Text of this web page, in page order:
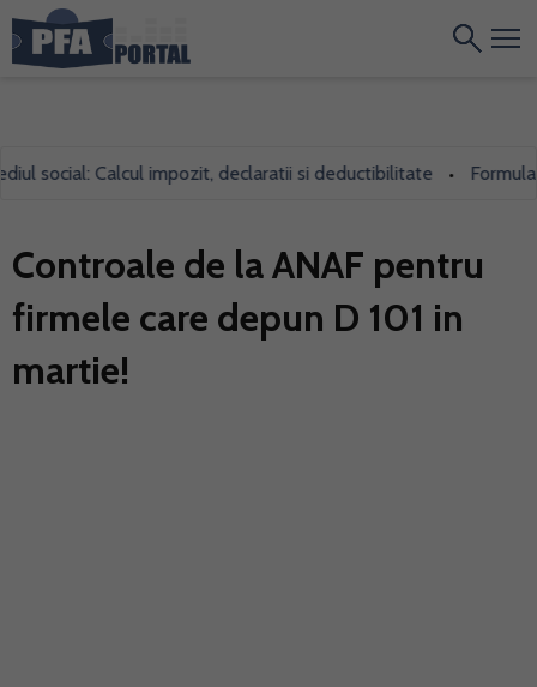
social: Calcul impozit, declaratii si deductibilitate •
Controale de la ANAF pentru
firmele care depun D 101 in
martie!